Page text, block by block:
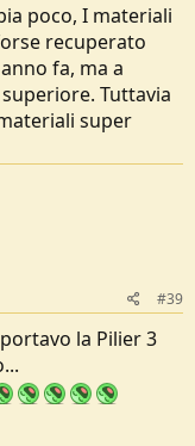
poco, I materiali
recuperato
fa, ma a
Tuttavia
super
#39
la Pilier 3